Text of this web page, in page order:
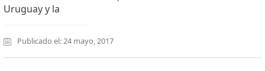
Uruguay y la
Publicado el: 24 mayo, 2017